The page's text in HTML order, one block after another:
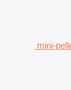
mini-